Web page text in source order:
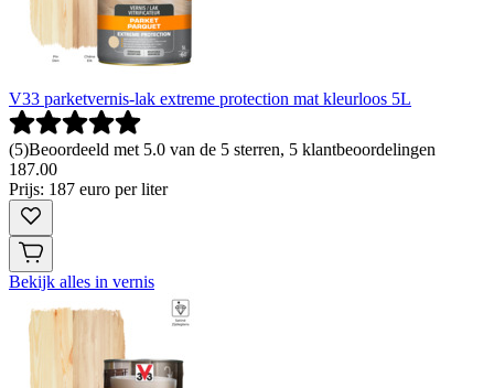
V33 parketvernis-lak extreme protection mat kleurloos 5L
(5)Beoordeeld met 5.0 van de 5 sterren, 5 klantbeoordelingen
187.00
Prijs: 187 euro per liter
Bekijk alles in vernis